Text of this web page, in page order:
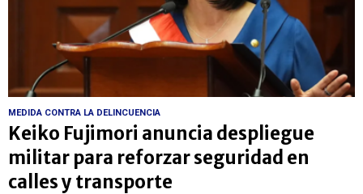
MEDIDA CONTRA LA DELINCUENCIA
Keiko Fujimori anuncia despliegue
militar para reforzar seguridad en
calles y transporte